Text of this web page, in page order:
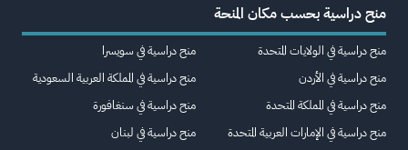
منح دراسية بحسب مكان المنحة
منح دراسية في الولايات المتحدة
منح دراسية في الأردن
منح دراسية في المملكة المتحدة
منح دراسية في الإمارات العربية المتحدة
منح دراسية في سويسرا
منح دراسية في المملكة العربية السعودية
منح دراسية في سنغافورة
منح دراسية في لبنان